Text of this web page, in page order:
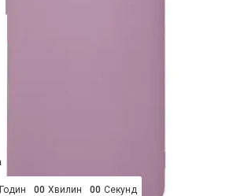
Годин 00 Хвилин 00 Секунд